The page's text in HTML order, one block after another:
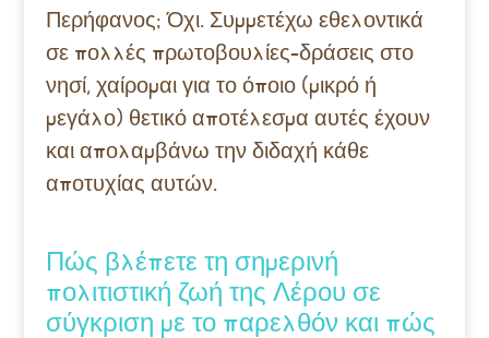
Περήφανος; Όχι. Συμμετέχω εθελοντικά
σε πολλές πρωτοβουλίες-δράσεις στο
νησί, χαίρομαι για το όποιο (μικρό ή
μεγάλο) θετικό αποτέλεσμα αυτές έχουν
και απολαμβάνω την διδαχή κάθε
αποτυχίας αυτών.
Πώς βλέπετε τη σημερινή
πολιτιστική ζωή της Λέρου σε
σύγκριση με το παρελθόν και πώς